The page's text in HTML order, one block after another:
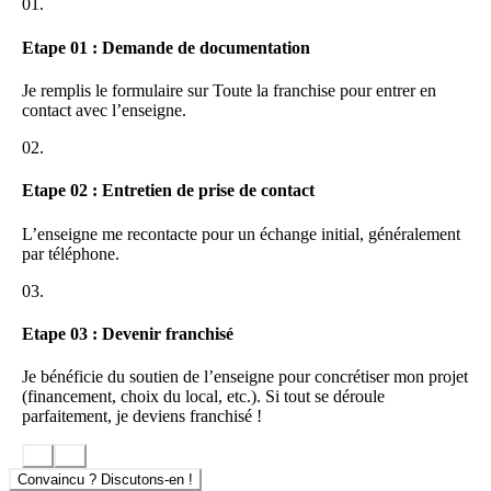
marges très importantes
Notre réseau, partenaire d’un gros distributeur national, vous
permettra via notre centrale de distribution d’acheter au meilleur prix
et ainsi obtenir une
rentabilité moyenne supérieure à 70%.
Pas de stock, nous livrons les pièces sous 24 heures vous permettant
d’être réactif auprès de votre client.
proposant une offre qui reste dans le domaine auto !
Votre client bénéficie de l’offre la plus compétitive du marché ! La
Franchise est Offerte « celle-ci correspond à 50% des clients car
+ nous leur proposons le Nettoyage de leur voiture OU 2 Pneus
Offerts !
Les centres ont le choix de proposer l’offre pneus ou le plein de
carburant à hauteur de 80€.
haut de gamme pour vos clients
01.
Etape 01 : Demande de documentation
Je remplis le formulaire sur Toute la franchise pour entrer en
contact avec l’enseigne.
02.
Etape 02 : Entretien de prise de contact
L’enseigne me recontacte pour un échange initial, généralement
par téléphone.
03.
Etape 03 : Devenir franchisé
Je bénéficie du soutien de l’enseigne pour concrétiser mon projet
(financement, choix du local, etc.). Si tout se déroule
parfaitement, je deviens franchisé !
Convaincu ? Discutons-en !